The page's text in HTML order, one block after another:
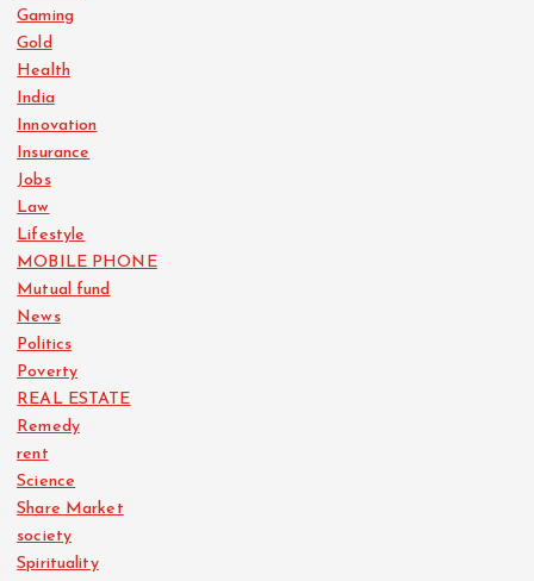
Gaming
Gold
Health
India
Innovation
Insurance
Jobs
Law
Lifestyle
MOBILE PHONE
Mutual fund
News
Politics
Poverty
REAL ESTATE
Remedy
rent
Science
Share Market
society
Spirituality